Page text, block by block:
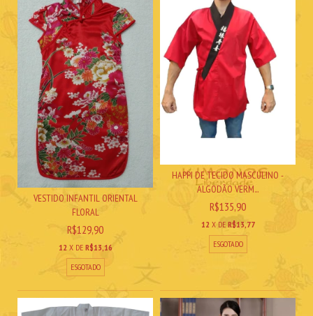
VESTIDO INFANTIL ORIENTAL
FLORAL
R$129,90
12 X DE R$13,16
ESGOTADO
HAPPI DE TECIDO MASCULINO -
ALGODÃO VERM...
R$135,90
12 X DE R$13,77
ESGOTADO